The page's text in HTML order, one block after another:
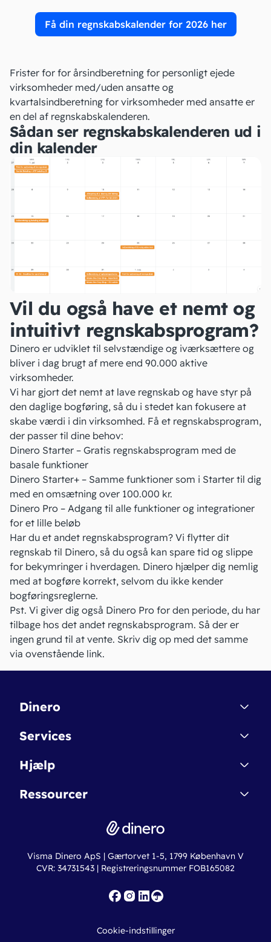
Få din regnskabskalender for 2026 her
Frister for for årsindberetning for personligt ejede
virksomheder med/uden ansatte og
kvartalsindberetning for virksomheder med ansatte er
en del af regnskabskalenderen.
Sådan ser regnskabskalenderen ud i
din kalender
Vil du også have et nemt og
intuitivt regnskabsprogram?
Dinero er udviklet til selvstændige og iværksættere og
bliver i dag brugt af mere end 90.000 aktive
virksomheder.
Vi har gjort det nemt at lave regnskab og have styr på
den daglige bogføring, så du i stedet kan fokusere at
skabe værdi i din virksomhed. Få et regnskabsprogram,
der passer til dine behov:
Dinero Starter – Gratis regnskabsprogram med de
basale funktioner
Dinero Starter+ – Samme funktioner som i Starter til dig
med en omsætning over 100.000 kr.
Dinero Pro – Adgang til alle funktioner og integrationer
for et lille beløb
Har du et andet regnskabsprogram? Vi flytter dit
regnskab til Dinero, så du også kan spare tid og slippe
for bekymringer i hverdagen. Dinero hjælper dig nemlig
med at bogføre korrekt, selvom du ikke kender
bogføringsreglerne.
Pst. Vi giver dig også Dinero Pro for den periode, du har
tilbage hos det andet regnskabsprogram. Så der er
ingen grund til at vente. Skriv dig op med det samme
via ovenstående link.
Dinero
Kontakt
Betingelser & Sikkerhed
Nye funktioner
Services
Dinero Starter
Dinero Pro
Erhvervslån
Fakturaskabeloner
Hjælp
Regnskabsordbogen
Online regnskabskurser
Ressourcer
Ny virksomhed
Iværksætterlegat
Visma Dinero ApS | Gærtorvet 1-5, 1799 København V
CVR: 34731543 | Registreringsnummer FOB165082
Cookie-indstillinger